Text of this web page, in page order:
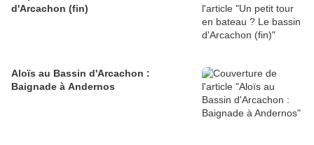
d'Arcachon (fin)
Aloïs au Bassin d'Arcachon :
Baignade à Andernos